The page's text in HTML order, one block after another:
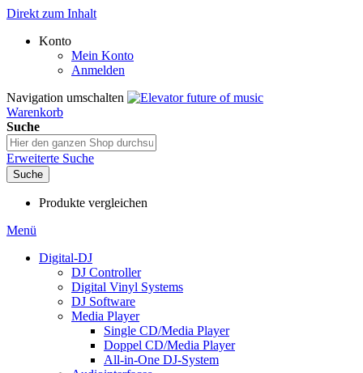
Direkt zum Inhalt
Konto
Mein Konto
Anmelden
Navigation umschalten
Warenkorb
Suche
Erweiterte Suche
Suche
Produkte vergleichen
Menü
Digital-DJ
DJ Controller
Digital Vinyl Systems
DJ Software
Media Player
Single CD/Media Player
Doppel CD/Media Player
All-in-One DJ-System